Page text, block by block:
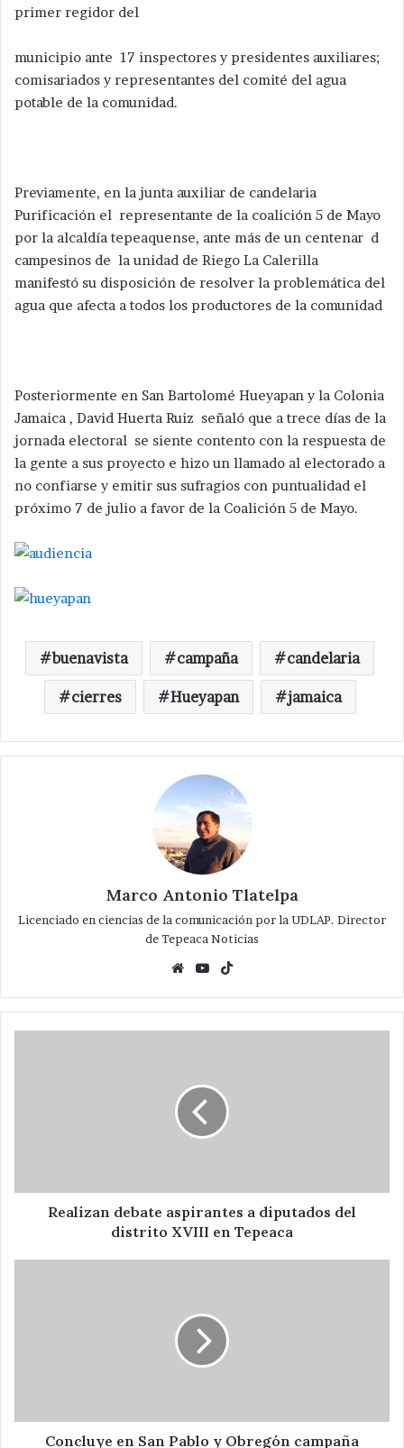
primer regidor del
municipio ante 17 inspectores y presidentes auxiliares;
comisariados y representantes del comité del agua
potable de la comunidad.
Previamente, en la junta auxiliar de candelaria
Purificación el representante de la coalición 5 de Mayo
por la alcaldía tepeaquense, ante más de un centenar d
campesinos de la unidad de Riego La Calerilla
manifestó su disposición de resolver la problemática del
agua que afecta a todos los productores de la comunidad
Posteriormente en San Bartolomé Hueyapan y la Colonia
Jamaica , David Huerta Ruiz señaló que a trece días de la
jornada electoral se siente contento con la respuesta de
la gente a sus proyecto e hizo un llamado al electorado a
no confiarse y emitir sus sufragios con puntualidad el
próximo 7 de julio a favor de la Coalición 5 de Mayo.
buenavista campaña candelaria
cierres Hueyapan jamaica
Marco Antonio Tlatelpa
Licenciado en ciencias de la comunicación por la UDLAP. Director
de Tepeaca Noticias
WebsiteYouTube
en
TepeacaRealizan debate aspirantes a diputados del
distrito XVIII en Tepeaca
Huerta
Concluye en San Pablo y Obregón campaña